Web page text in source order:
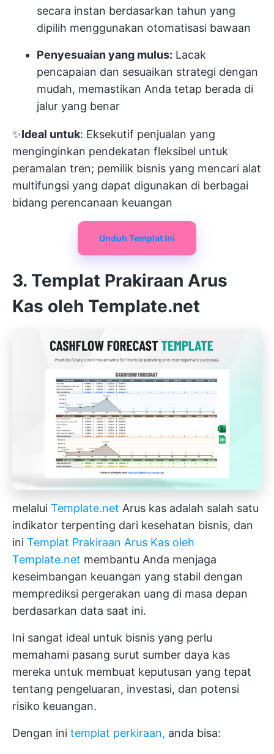
secara instan berdasarkan tahun yang
dipilih menggunakan otomatisasi bawaan
Penyesuaian yang mulus: Lacak
pencapaian dan sesuaikan strategi dengan
mudah, memastikan Anda tetap berada di
jalur yang benar
✨Ideal untuk: Eksekutif penjualan yang
menginginkan pendekatan fleksibel untuk
peramalan tren; pemilik bisnis yang mencari alat
multifungsi yang dapat digunakan di berbagai
bidang perencanaan keuangan
Unduh Templat Ini
3. Templat Prakiraan Arus
Kas oleh Template.net
melalui Template.net Arus kas adalah salah satu
indikator terpenting dari kesehatan bisnis, dan
ini Templat Prakiraan Arus Kas oleh
Template.net membantu Anda menjaga
keseimbangan keuangan yang stabil dengan
memprediksi pergerakan uang di masa depan
berdasarkan data saat ini.
Ini sangat ideal untuk bisnis yang perlu
memahami pasang surut sumber daya kas
mereka untuk membuat keputusan yang tepat
tentang pengeluaran, investasi, dan potensi
risiko keuangan.
Dengan ini templat perkiraan, anda bisa: